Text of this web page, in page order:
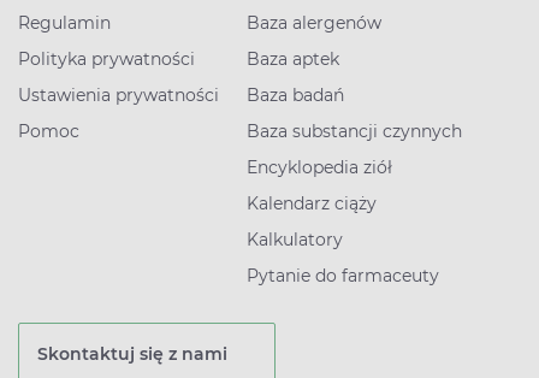
Regulamin
Polityka prywatności
Ustawienia prywatności
Pomoc
Baza alergenów
Baza aptek
Baza badań
Baza substancji czynnych
Encyklopedia ziół
Kalendarz ciąży
Kalkulatory
Pytanie do farmaceuty
Skontaktuj się z nami